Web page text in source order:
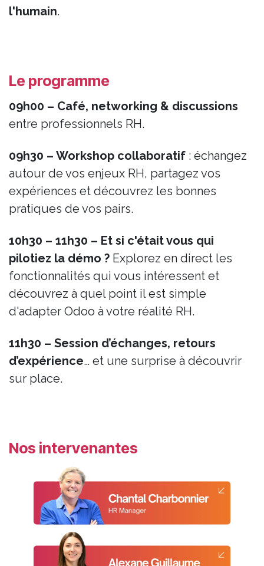
l'humain.
Le programme
09h00 – Café, networking & discussions
entre professionnels RH.
09h30 – Workshop collaboratif : échangez
autour de vos enjeux RH, partagez vos
expériences et découvrez les bonnes
pratiques de vos pairs.
10h30 – 11h30 – Et si c'était vous qui
pilotiez la démo ? Explorez en direct les
fonctionnalités qui vous intéressent et
découvrez à quel point il est simple
d'adapter Odoo à votre réalité RH.
11h30 – Session d’échanges, retours
d’expérience… et une surprise à découvrir
sur place.
Nos intervenantes